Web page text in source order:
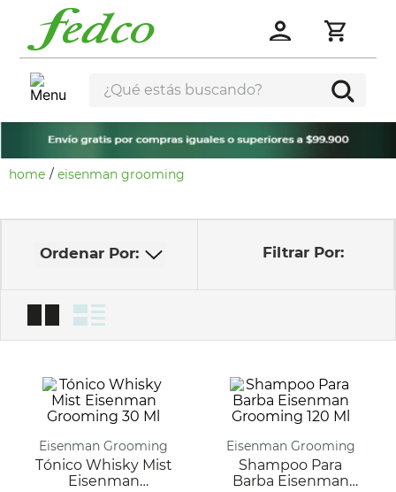
¿Qué estás buscando?
eisenman grooming
Eisenman Grooming
Tónico Whisky Mist
Eisenman
Eisenman Grooming
Shampoo Para
Barba Eisenman